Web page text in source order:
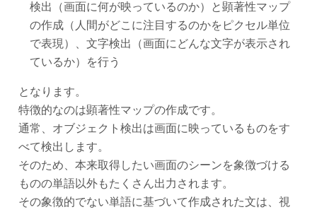
検出（画面に何が映っているのか）と顕著性マップ
の作成（人間がどこに注目するのかをピクセル単位
で表現）、文字検出（画面にどんな文字が表示され
ているか）を行う
となります。
特徴的なのは顕著性マップの作成です。
通常、オブジェクト検出は画面に映っているものをす
べて検出します。
そのため、本来取得したい画面のシーンを象徴づける
ものの単語以外もたくさん出力されます。
その象徴的でない単語に基づいて作成された文は、視